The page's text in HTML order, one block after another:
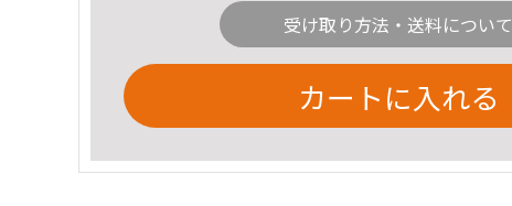
受け取り方法・送料について
カートに入れる